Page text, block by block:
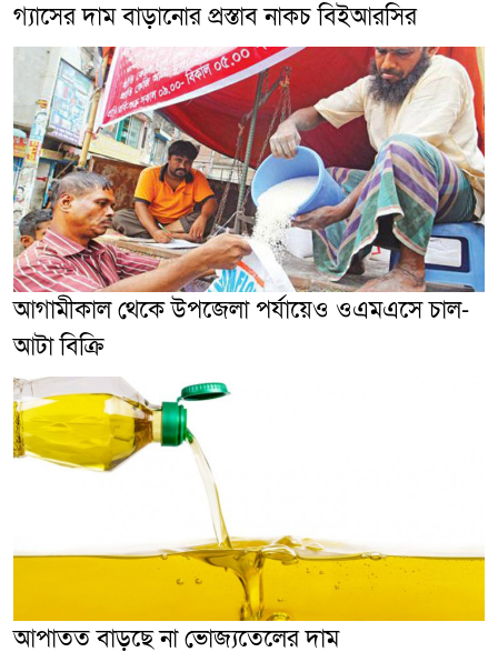
গ্যাসের দাম বাড়ানোর প্রস্তাব নাকচ বিইআরসির
আগামীকাল থেকে উপজেলা পর্যায়েও ওএমএসে চাল-
আটা বিক্রি
আপাতত বাড়ছে না ভোজ্যতেলের দাম